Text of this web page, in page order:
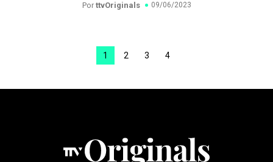
Por ttvOriginals 09/06/2023
1 2 3 4